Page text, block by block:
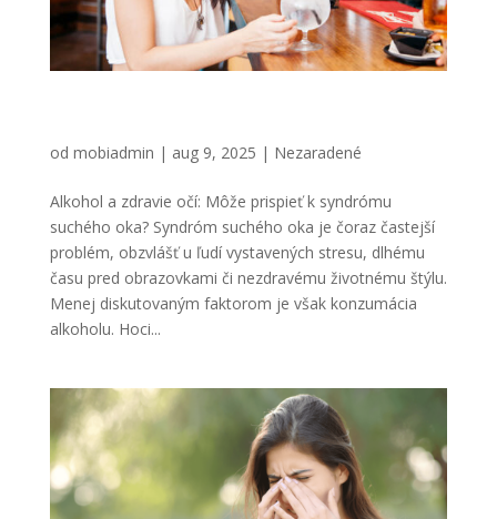
od mobiadmin | aug 9, 2025 | Nezaradené
Alkohol a zdravie očí: Môže prispieť k syndrómu
suchého oka? Syndróm suchého oka je čoraz častejší
problém, obzvlášť u ľudí vystavených stresu, dlhému
času pred obrazovkami či nezdravému životnému štýlu.
Menej diskutovaným faktorom je však konzumácia
alkoholu. Hoci...